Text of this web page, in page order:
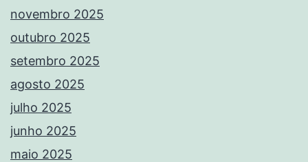
novembro 2025
outubro 2025
setembro 2025
agosto 2025
julho 2025
junho 2025
maio 2025